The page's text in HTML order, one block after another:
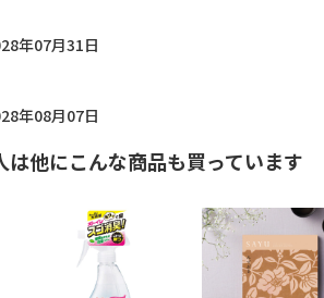
年07月31日
年08月07日
は他にこんな商品も買っています